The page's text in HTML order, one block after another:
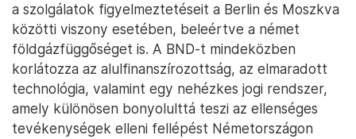
a szolgálatok figyelmeztetéseit a Berlin és Moszkva
közötti viszony esetében, beleértve a német
földgázfüggőséget is. A BND-t mindeközben
korlátozza az alulfinanszírozottság, az elmaradott
technológia, valamint egy nehézkes jogi rendszer,
amely különösen bonyolulttá teszi az ellenséges
tevékenységek elleni fellépést Németországon